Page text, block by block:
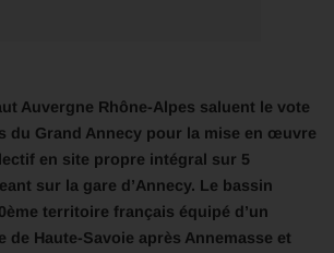
Auvergne Rhône-Alpes saluent le vote
du Grand Annecy pour la mise en œuvre
en site propre intégral sur 5
sur la gare d’Annecy. Le bassin
territoire français équipé d’un
de Haute-Savoie après Annemasse et